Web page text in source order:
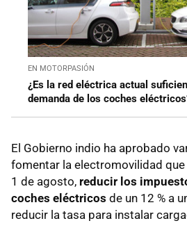
EN MOTORPASIÓN
¿Es la red eléctrica actual
demanda de los coches
El Gobierno indio ha aprobado
fomentar la electromovilidad que
1 de agosto, reducir los
coches eléctricos de un 12 % a
reducir la tasa para instalar